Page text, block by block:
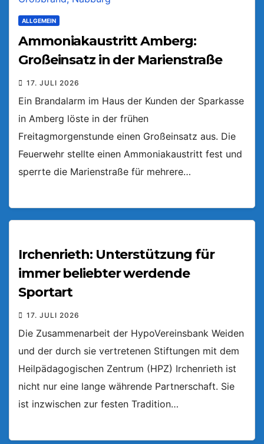
ALLGEMEIN
Ammoniakaustritt Amberg:
Großeinsatz in der Marienstraße
17. JULI 2026
Ein Brandalarm im Haus der Kunden der Sparkasse
in Amberg löste in der frühen
Freitagmorgenstunde einen Großeinsatz aus. Die
Feuerwehr stellte einen Ammoniakaustritt fest und
sperrte die Marienstraße für mehrere…
Irchenrieth: Unterstützung für
immer beliebter werdende
Sportart
17. JULI 2026
Die Zusammenarbeit der HypoVereinsbank Weiden
und der durch sie vertretenen Stiftungen mit dem
Heilpädagogischen Zentrum (HPZ) Irchenrieth ist
nicht nur eine lange währende Partnerschaft. Sie
ist inzwischen zur festen Tradition…